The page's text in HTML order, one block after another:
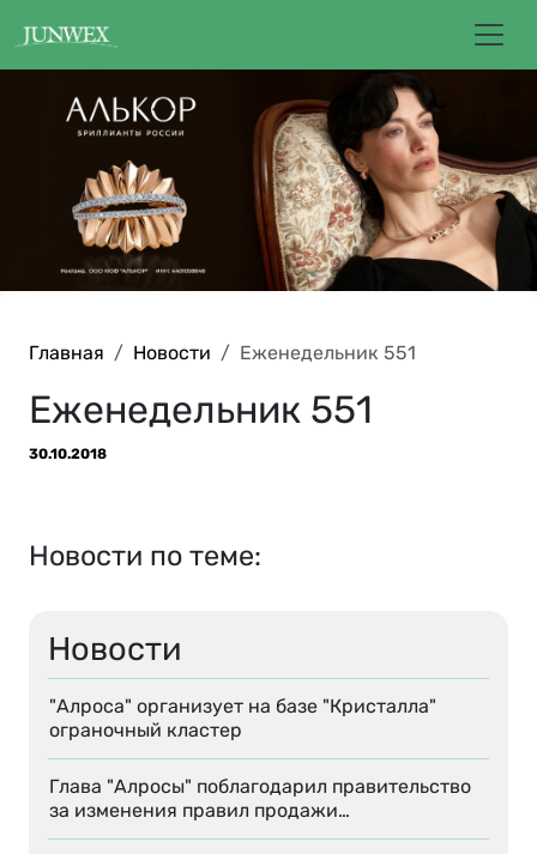
Главная Новости Еженедельник 551
Новости
"Алроса" организует на базе "Кристалла"
ограночный кластер
Глава "Алросы" поблагодарил правительство
за изменения правил продажи…
Еженедельник 551
30.10.2018
Новости по теме: